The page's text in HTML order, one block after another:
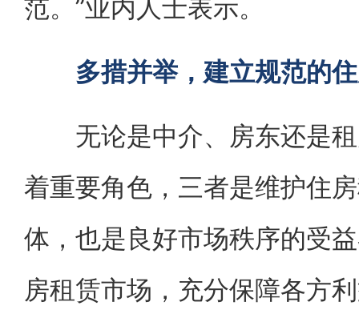
范。”业内人士表示。
多措并举，建立规范的
无论是中介、房东还是租
着重要角色，三者是维护住
体，也是良好市场秩序的受
房租赁市场，充分保障各方